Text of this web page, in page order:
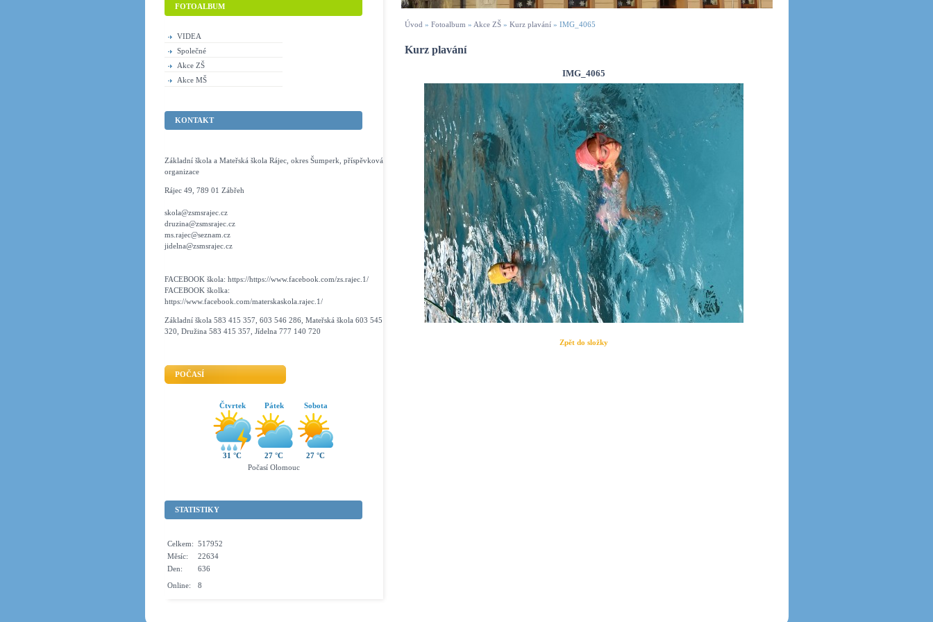
Úvod » Fotoalbum » Akce ZŠ » Kurz plavání » IMG_4065
Kurz plavání
IMG_4065
Zpět do složky
FOTOALBUM
VIDEA
Společné
Akce ZŠ
Akce MŠ
KONTAKT
Základní škola a Mateřská škola Rájec, okres Šumperk, příspěvková
organizace
Rájec 49, 789 01 Zábřeh
skola@zsmsrajec.cz
druzina@zsmsrajec.cz
ms.rajec@seznam.cz
jidelna@zsmsrajec.cz
FACEBOOK škola: https://https://www.facebook.com/zs.rajec.1/
FACEBOOK školka:
https://www.facebook.com/materskaskola.rajec.1/
Základní škola 583 415 357, 603 546 286, Mateřská škola 603 545
320, Družina 583 415 357, Jídelna 777 140 720
POČASÍ
Čtvrtek
31 °C
Pátek
27 °C
Sobota
27 °C
Počasí Olomouc
STATISTIKY
Online: 8
Celkem: 517952
Měsíc:
22634
Den:
636